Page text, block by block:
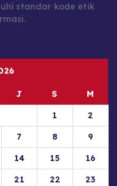
standar kode etik
J S
M
1
2
7 8
9
14 15
16
21 22
23